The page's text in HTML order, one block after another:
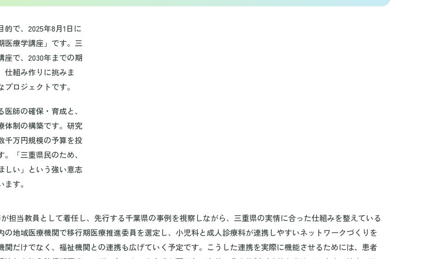
で、2025年8月1日に
医療学講座」です。三
で、2030年までの期
仕組み作りに挑みま
ロジェクトです。
師の確保・育成と、
体制の構築です。研究
千万円規模の予算を投
「三重県民のため、
しい」という強い意志
す。
担当教員として着任し、先行する千葉県の事例を視察しながら、三重県の実情に合った仕組みを整えている
の地域医療機関で移行期医療推進委員を選定し、小児科と成人診療科が連携しやすいネットワークづくりを
関だけでなく、福祉機関との連携も広げていく予定です。こうした連携を実際に機能させるためには、患者